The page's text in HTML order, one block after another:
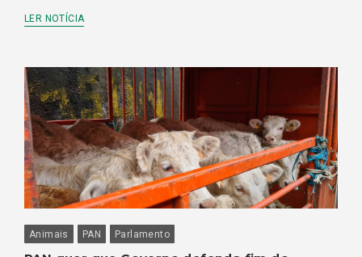
LER NOTÍCIA
Animais PAN Parlamento